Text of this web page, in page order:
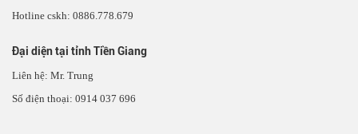
Hotline cskh: 0886.778.679
Đại diện tại tỉnh Tiền Giang
Liên hệ: Mr. Trung
Số điện thoại: 0914 037 696